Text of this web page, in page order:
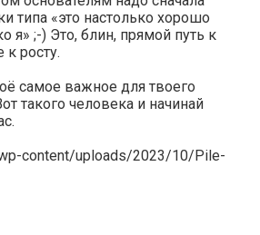
типа «это настолько хорошо
я» ;-) Это, блин, прямой путь к
к росту.
самое важное для твоего
такого человека и начинай
content/uploads/2023/10/Pile-